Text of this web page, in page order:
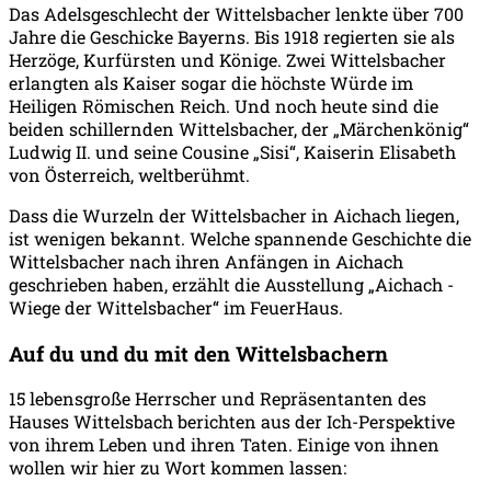
Das Adelsgeschlecht der Wittelsbacher lenkte über 700
Jahre die Geschicke Bayerns. Bis 1918 regierten sie als
Herzöge, Kurfürsten und Könige. Zwei Wittelsbacher
erlangten als Kaiser sogar die höchste Würde im
Heiligen Römischen Reich. Und noch heute sind die
beiden schillernden Wittelsbacher, der „Märchenkönig“
Ludwig II. und seine Cousine „Sisi“, Kaiserin Elisabeth
von Österreich, weltberühmt.
Dass die Wurzeln der Wittelsbacher in Aichach liegen,
ist wenigen bekannt. Welche spannende Geschichte die
Wittelsbacher nach ihren Anfängen in Aichach
geschrieben haben, erzählt die Ausstellung „Aichach -
Wiege der Wittelsbacher“ im FeuerHaus.
Auf du und du mit den Wittelsbachern
15 lebensgroße Herrscher und Repräsentanten des
Hauses Wittelsbach berichten aus der Ich-Perspektive
von ihrem Leben und ihren Taten. Einige von ihnen
wollen wir hier zu Wort kommen lassen: